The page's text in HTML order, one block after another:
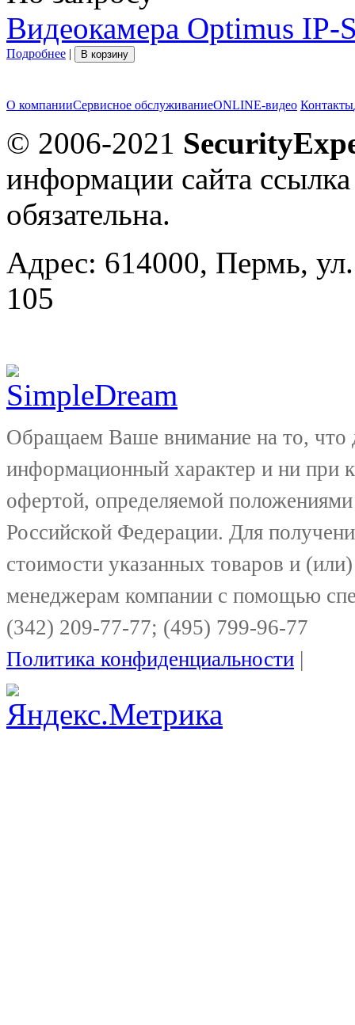
Видеокамера Optimus IP-
Подробнее | В корзину
О компанииСервисное обслуживаниеONLINE-видео Контакты
© 2006-2021
информации сайта
обязательна.
Адрес: 614000, Пермь,
105
Обращаем Ваше внимание на то, что
информационный характер и ни при
офертой, определяемой
Российской Федерации. Для
стоимости указанных товаров и
менеджерам компании с помощью
(342) 209-77-77; (495) 799-96-77
Политика конфиденциальности |